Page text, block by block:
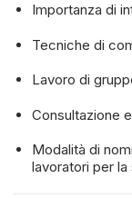
Importanza di
Tecniche di
Lavoro di
Consultazione
Modalità di
lavoratori per la